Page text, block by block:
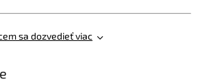
sa dozvedieť viac